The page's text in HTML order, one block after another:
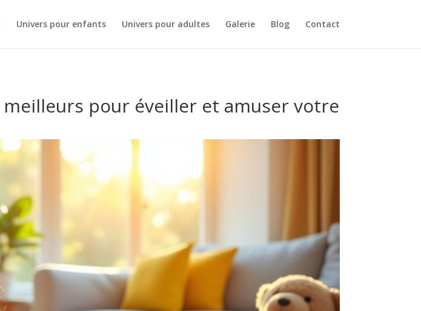
Univers pour enfants Univers pour adultes Galerie Blog Contact
meilleurs pour éveiller et amuser votre